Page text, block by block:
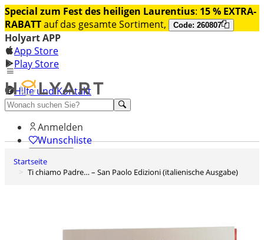
Special zum Fest des heiligen Laurentius: 15 % EXTRA-
RABATTauf das gesamte Sortiment, Code: 260807
Holyart APP
App Store
Play Store
Hilfe und Kontakt
Entdecken Sie Premium
Anmelden
Wunschliste
Warenkorb
Startseite
Ti chiamo Padre… – San Paolo Edizioni (italienische Ausgabe)